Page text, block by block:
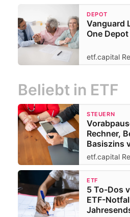
DEPOT
Vanguard
One
etf.capital
Beliebt in ETF
STEUERN
Rechner,
Basiszins
etf.capital
ETF
5 To-Dos
ETF-